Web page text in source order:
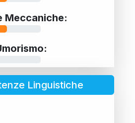
Meccaniche:
Linguistiche